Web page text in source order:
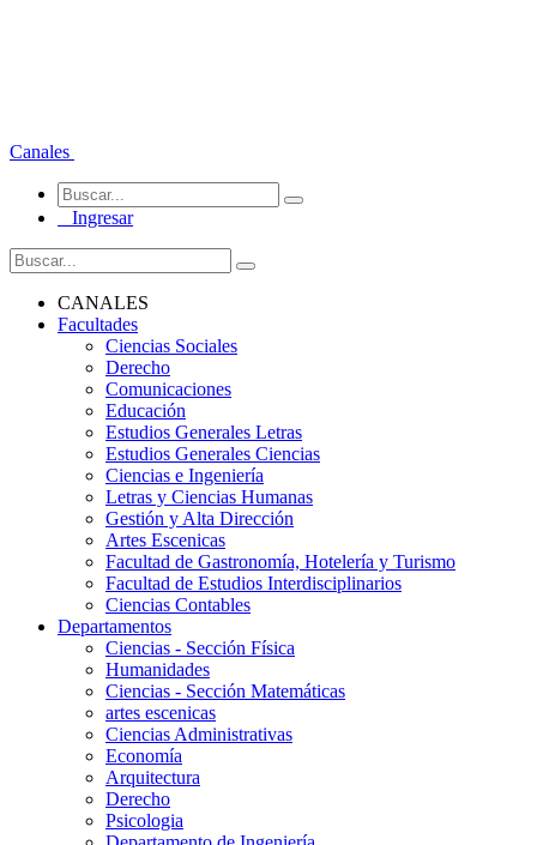
Canales
Ingresar
CANALES
Facultades
Ciencias Sociales
Derecho
Comunicaciones
Educación
Estudios Generales Letras
Estudios Generales Ciencias
Ciencias e Ingeniería
Letras y Ciencias Humanas
Gestión y Alta Dirección
Artes Escenicas
Facultad de Gastronomía, Hotelería y Turismo
Facultad de Estudios Interdisciplinarios
Ciencias Contables
Departamentos
Ciencias - Sección Física
Humanidades
Ciencias - Sección Matemáticas
artes escenicas
Ciencias Administrativas
Economía
Arquitectura
Derecho
Psicologia